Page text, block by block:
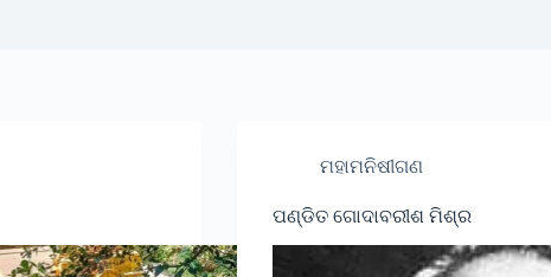
ମହାମନିଷୀଗଣ
ପଣ୍ଡିତ ଗୋଦାବରୀଶ ମିଶ୍ର